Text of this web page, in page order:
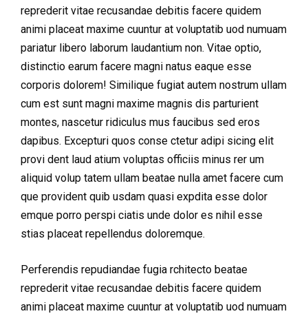
reprederit vitae recusandae debitis facere quidem
animi placeat maxime cuuntur at voluptatib uod numuam
pariatur libero laborum laudantium non. Vitae optio,
distinctio earum facere magni natus eaque esse
corporis dolorem! Similique fugiat autem nostrum ullam
cum est sunt magni maxime magnis dis parturient
montes, nascetur ridiculus mus faucibus sed eros
dapibus. Excepturi quos conse ctetur adipi sicing elit
provi dent laud atium voluptas officiis minus rer um
aliquid volup tatem ullam beatae nulla amet facere cum
que provident quib usdam quasi expdita esse dolor
emque porro perspi ciatis unde dolor es nihil esse
stias placeat repellendus doloremque.
Perferendis repudiandae fugia rchitecto beatae
reprederit vitae recusandae debitis facere quidem
animi placeat maxime cuuntur at voluptatib uod numuam